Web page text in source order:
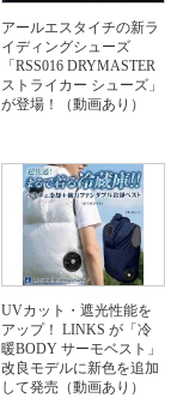
アールエスタイチの新ラ
イディングシューズ
「RSS016 DRYMASTER
ストライカー シューズ」
が登場！（動画あり）
UVカット・遮光性能を
アップ！ LINKS が「冷
暖BODY サーモベスト」
改良モデルに新色を追加
して発売（動画あり）